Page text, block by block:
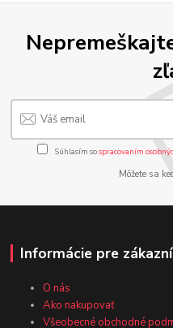
Súhlasím sospracovaním
Môžete sa
Informácie pre
O nás
Ako nakupovať
Všeobecné obchodné